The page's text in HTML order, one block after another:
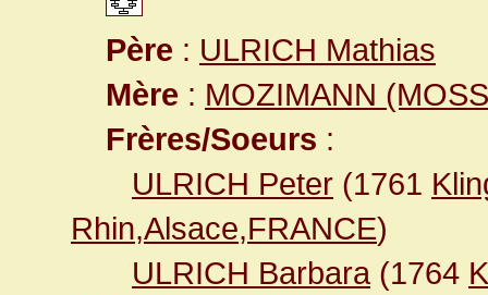
Père : ULRICH Mathias
Mère : MOZIMANN
Frères/Soeurs :
ULRICH Peter (1761
Rhin,Alsace,FRANCE)
ULRICH Barbara(1764